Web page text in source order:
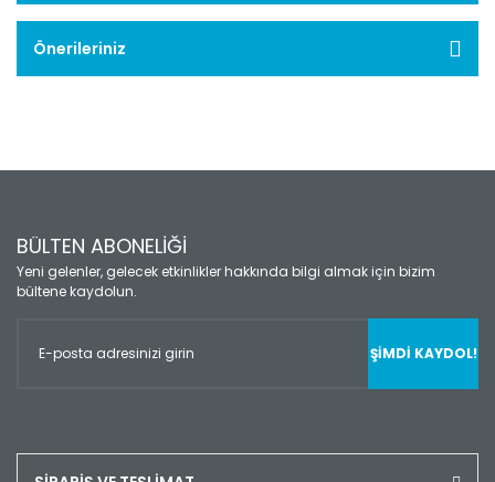
Önerileriniz
BÜLTEN ABONELİĞİ
Yeni gelenler, gelecek etkinlikler hakkında bilgi almak için bizim
bültene kaydolun.
ŞİMDİ KAYDOL!